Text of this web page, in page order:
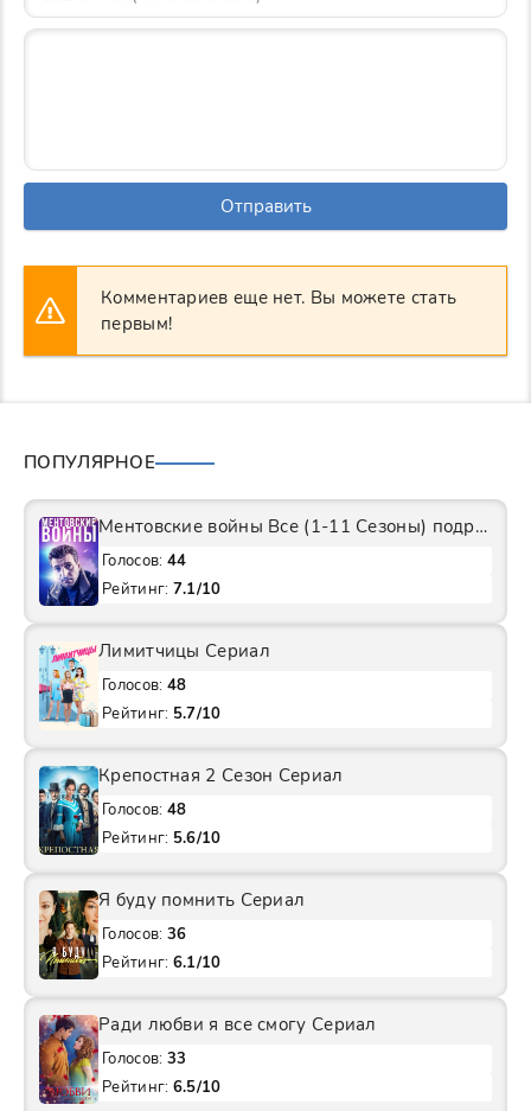
Отправить
Комментариев еще нет. Вы можете стать
первым!
ПОПУЛЯРНОЕ
Ментовские войны Все (1-11 Сезоны) подряд Сериал
Голосов: 44
Рейтинг: 7.1/10
Лимитчицы Сериал
Голосов: 48
Рейтинг: 5.7/10
Крепостная 2 Сезон Сериал
Голосов: 48
Рейтинг: 5.6/10
Я буду помнить Сериал
Голосов: 36
Рейтинг: 6.1/10
Ради любви я все смогу Сериал
Голосов: 33
Рейтинг: 6.5/10